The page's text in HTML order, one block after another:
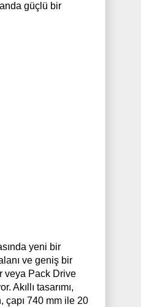
güçlü bir
yeni bir
ve geniş bir
veya Pack Drive
tasarımı,
çapı 740 mm ile 20